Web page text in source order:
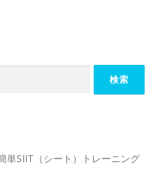
単SIIT（シート）トレーニング